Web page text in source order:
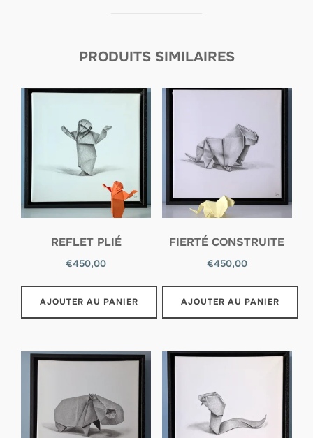
PRODUITS SIMILAIRES
REFLET PLIÉ
€450,00
AJOUTER AU PANIER
FIERTÉ CONSTRUITE
€450,00
AJOUTER AU PANIER